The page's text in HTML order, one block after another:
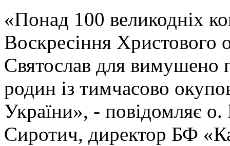
«Понад 100 великодніх
Воскресіння Христового
Святослав для вимушено
родин із тимчасово
України», - повідомляє
Сиротич, директор БФ